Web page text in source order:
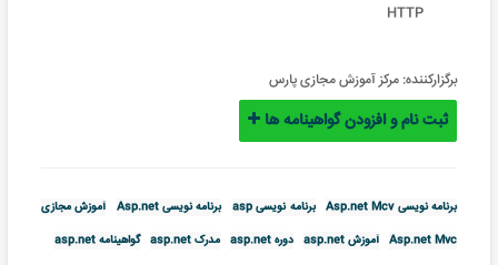
HTTP
برگزارکننده: مرکز آموزش مجازی پارس
ثبت نام و افزودن گواهینامه ها
برنامه نویسی Asp.net Mcv برنامه نویسی asp برنامه نویسی Asp.net
آموزش مجازی
Asp.net Mvc آموزش asp.net دوره asp.net مدرک asp.net گواهینامه asp.net